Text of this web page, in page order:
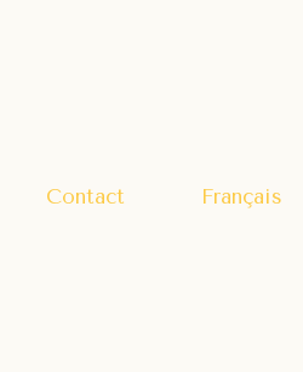
Contact Français